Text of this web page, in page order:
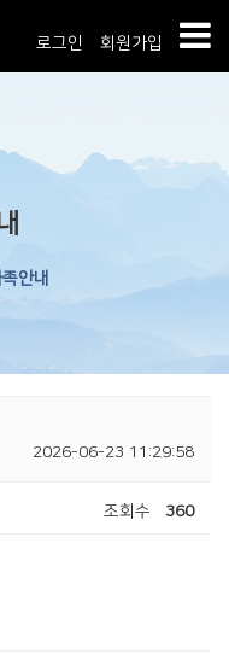
로그인 회원가입
안내
2026-06-23 11:29:58
조회수 360